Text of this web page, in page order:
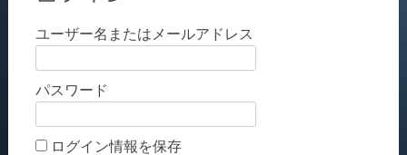
ユーザー名またはメールアドレス
パスワード
ログイン情報を保存